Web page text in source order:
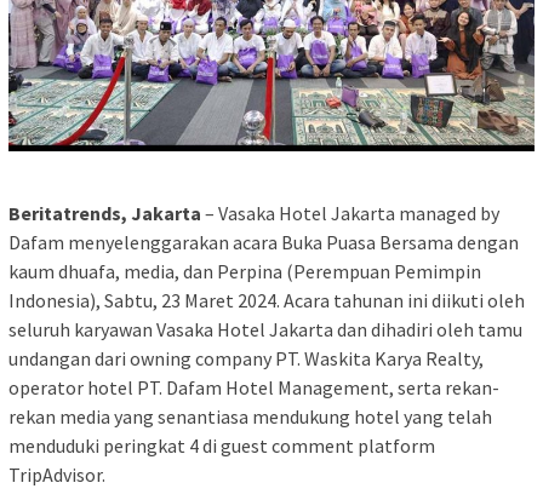
Beritatrends, Jakarta – Vasaka Hotel Jakarta managed by
Dafam menyelenggarakan acara Buka Puasa Bersama dengan
kaum dhuafa, media, dan Perpina (Perempuan Pemimpin
Indonesia), Sabtu, 23 Maret 2024. Acara tahunan ini diikuti oleh
seluruh karyawan Vasaka Hotel Jakarta dan dihadiri oleh tamu
undangan dari owning company PT. Waskita Karya Realty,
operator hotel PT. Dafam Hotel Management, serta rekan-
rekan media yang senantiasa mendukung hotel yang telah
menduduki peringkat 4 di guest comment platform
TripAdvisor.